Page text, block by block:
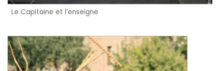
Le Capitaine et l’enseigne